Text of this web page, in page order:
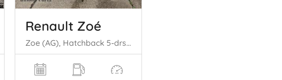
Renault Zoé
Zoe (AG), Hatchback 5-drs, 2012 R90